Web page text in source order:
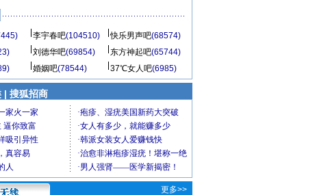
李宇春吧(104510) 快乐男声吧(68574)
刘德华吧(69854) 东方神起吧(65744)
婚姻吧(78544) 37℃女人吧(6985)
| 搜狐招商
更多>>